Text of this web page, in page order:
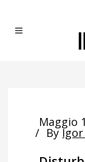
Maggio
By